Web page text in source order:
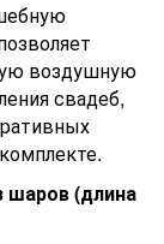
воздушную
свадеб,
шаров (длина